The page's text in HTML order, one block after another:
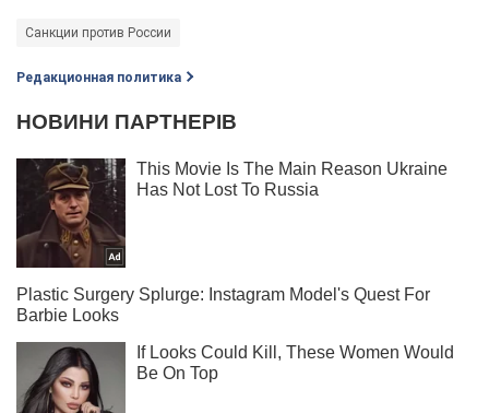
Санкции против России
Редакционная политика